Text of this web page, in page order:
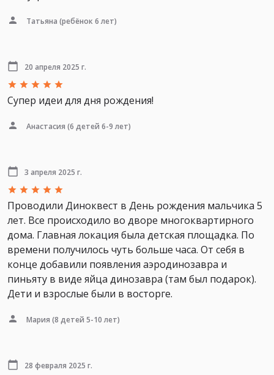
Татьяна (ребёнок 6 лет)
20 апреля 2025 г.
Супер идеи для дня рождения!
Анастасия (6 детей 6-9 лет)
3 апреля 2025 г.
Проводили Диноквест в День рождения мальчика 5
лет. Все происходило во дворе многоквартирного
дома. Главная локация была детская площадка. По
времени получилось чуть больше часа. От себя в
конце добавили появления аэродинозавра и
пиньяту в виде яйца динозавра (там был подарок).
Дети и взрослые были в восторге.
Мария (8 детей 5-10 лет)
28 февраля 2025 г.